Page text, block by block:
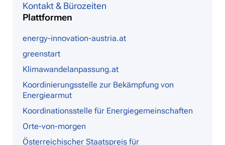
Kontakt & Bürozeiten
Plattformen
energy-innovation-austria.at
greenstart
Klimawandelanpassung.at
Koordinierungsstelle zur Bekämpfung von
Energiearmut
Koordinationsstelle für Energiegemeinschaften
Orte-von-morgen
Österreichischer Staatspreis für